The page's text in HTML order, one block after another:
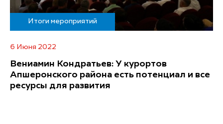
Итоги мероприятий
6 Июня 2022
Вениамин Кондратьев: У курортов
Апшеронского района есть потенциал и все
ресурсы для развития